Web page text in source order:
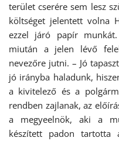
terület cserére sem lesz
költséget jelentett volna
ezzel járó papír
miután a jelen lévő
nevezőre jutni. – Jó
jó irányba haladunk,
a kivitelező és a
rendben zajlanak, az
a megyeelnök, aki a
készített padon tartotta